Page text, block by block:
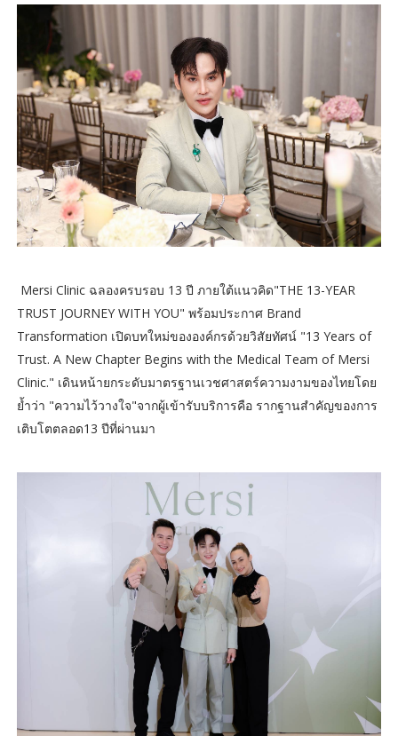
Mersi Clinic ฉลองครบรอบ 13 ปี ภายใต้แนวคิด"THE 13-YEAR
TRUST JOURNEY WITH YOU" พร้อมประกาศ Brand
Transformation เปิดบทใหม่ขององค์กรด้วยวิสัยทัศน์ "13 Years of
Trust. A New Chapter Begins with the Medical Team of Mersi
Clinic." เดินหน้ายกระดับมาตรฐานเวชศาสตร์ความงามของไทยโดย
ย้ำว่า "ความไว้วางใจ"จากผู้เข้ารับบริการคือ รากฐานสำคัญของการ
เติบโตตลอด13 ปีที่ผ่านมา